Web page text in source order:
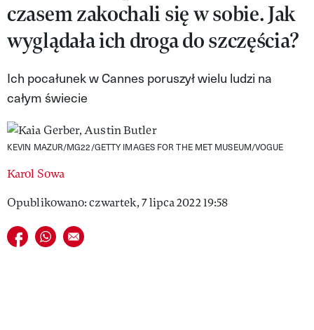
VIVA!MODA
VIVA!LIFESTYLE
VIVA!MAN
VIVA!PEOPLE POWER
VIVA!ITAKA
czasem zakochali się w sobie. Jak
wyglądała ich droga do szczęścia?
Ich pocałunek w Cannes poruszył wielu ludzi na
całym świecie
KEVIN MAZUR/MG22/GETTY IMAGES FOR THE MET MUSEUM/VOGUE
Karol Sowa
Opublikowano: czwartek, 7 lipca 2022 19:58
Udostępnij na facebook
Udostępnij na whatsapp
E-mail do przyjaciela